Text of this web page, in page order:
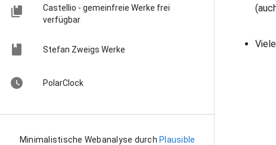
Castellio - gemeinfreie Werke frei
verfügbar
Stefan Zweigs Werke
PolarClock
Minimalistische Webanalyse durch Plausible